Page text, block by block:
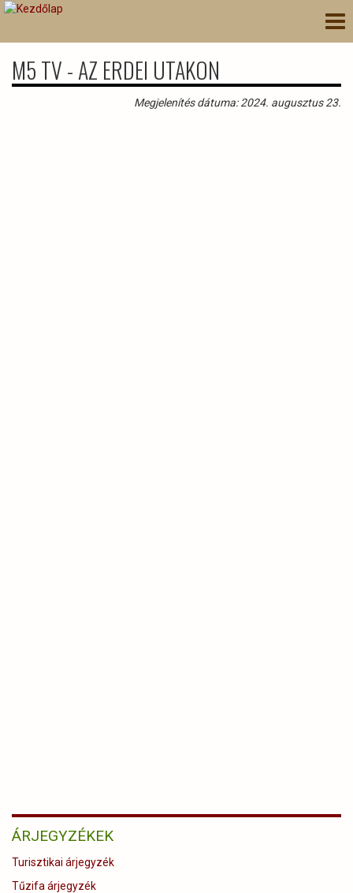
Ugrás
M5 TV - AZ ERDEI UTAKON
Megjelenítés dátuma: 2024. augusztus 23.
ÁRJEGYZÉKEK
Turisztikai árjegyzék
Tűzifa árjegyzék